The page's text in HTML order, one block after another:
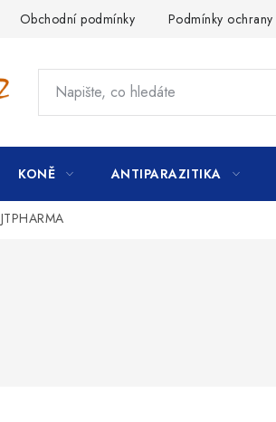
Obchodní podmínky Podmínky
KONĚ ANTIPARAZITIKA
JTPHARMA